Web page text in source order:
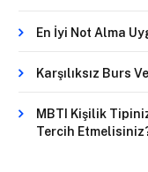
En İyi Not Alma
Karşılıksız Burs
MBTI Kişilik
Tercih